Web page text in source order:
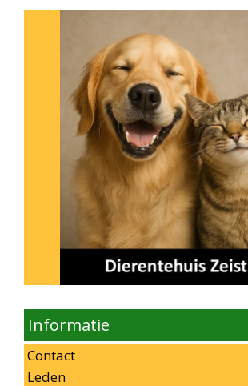
Informatie
Contact
Leden